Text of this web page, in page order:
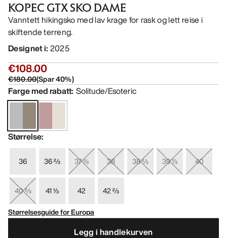
KOPEC GTX SKO DAME
Vanntett hikingsko med lav krage for rask og lett reise i
skiftende terreng.
Designet i: 2025
€108.00
€180.00(Spar40%)
Farge med rabatt: Solitude/Esoteric
Størrelse:
36 36 ⅔ 37 ⅓ 38 38 ⅔ 39 ⅓ 40
40 ⅔ 41 ⅓ 42
42 ⅔
Størrelsesguide for Europa
Legg i handlekurven